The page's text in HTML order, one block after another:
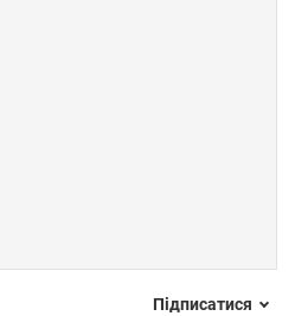
Підписатися